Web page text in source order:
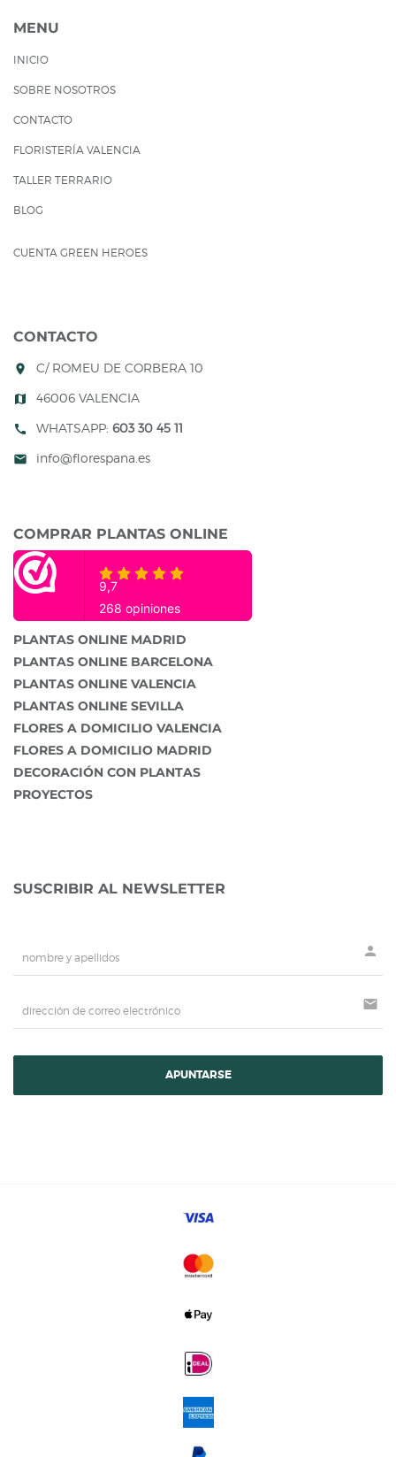
MENU
INICIO
SOBRE NOSOTROS
CONTACTO
FLORISTERÍA VALENCIA
TALLER TERRARIO
BLOG
CUENTA GREEN HEROES
CONTACTO
room C/ ROMEU DE CORBERA 10
map 46006 VALENCIA
call WHATSAPP: 603 30 45 11
mail info@florespana.es
COMPRAR PLANTAS ONLINE
PLANTAS ONLINE MADRID
PLANTAS ONLINE BARCELONA
PLANTAS ONLINE VALENCIA
PLANTAS ONLINE SEVILLA
FLORES A DOMICILIO VALENCIA
FLORES A DOMICILIO MADRID
DECORACIÓN CON PLANTAS
PROYECTOS
SUSCRIBIR AL NEWSLETTER
person
mail
APUNTARSE